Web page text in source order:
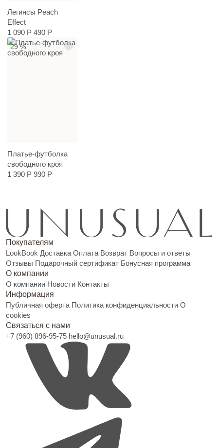
Легинсы Peach
Effect
1 090 Р 490 Р
29 %
Платье-футболка
свободного кроя
1 390 Р 990 Р
Покупателям
LookBook Доставка Оплата Возврат Вопросы и ответы
Отзывы Подарочный сертификат Бонусная программа
О компании
О компании Новости Контакты
Информация
Публичная оферта Политика конфиденциальности О
cookies
Связаться с нами
+7 (960) 896-95-75 hello@unusual.ru